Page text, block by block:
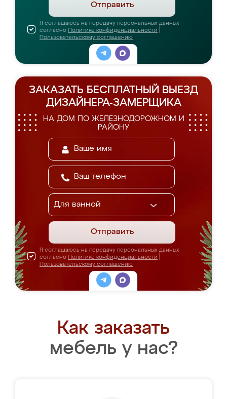
Отправить
Я соглашаюсь на передачу персональных данных
согласно Политике конфиденциальности
Пользовательскому соглашению
ЗАКАЗАТЬ БЕСПЛАТНЫЙ ВЫЕЗД
ДИЗАЙНЕРА-ЗАМЕРЩИКА
НА ДОМ ПО ЖЕЛЕЗНОДОРОЖНОМ И
РАЙОНУ
Отправить
Я соглашаюсь на передачу персональных данных
согласно Политике конфиденциальности
Пользовательскому соглашению
Как заказать
мебель у нас?